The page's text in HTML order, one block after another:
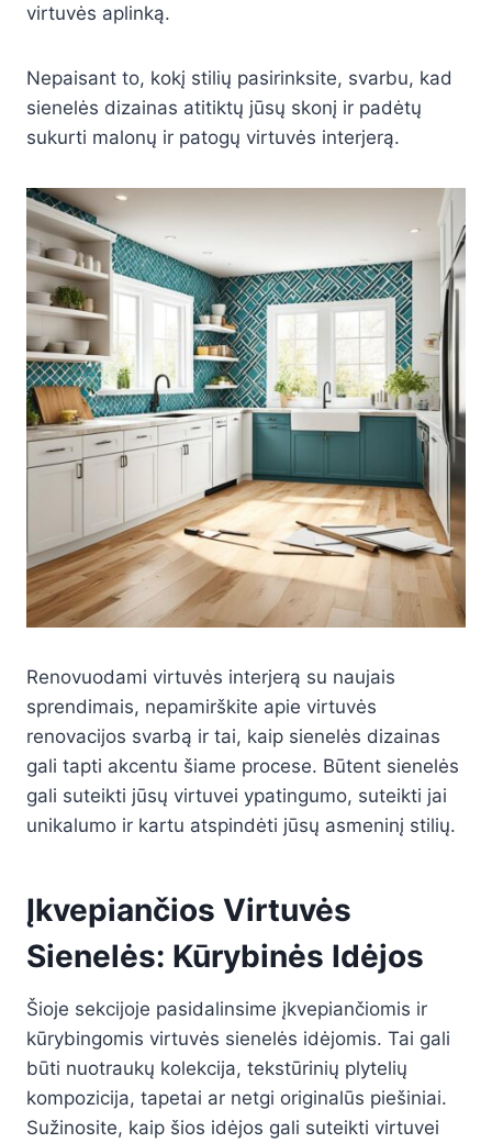
virtuvės aplinką.
Nepaisant to, kokį stilių pasirinksite, svarbu, kad
sienelės dizainas atitiktų jūsų skonį ir padėtų
sukurti malonų ir patogų virtuvės interjerą.
Renovuodami virtuvės interjerą su naujais
sprendimais, nepamirškite apie virtuvės
renovacijos svarbą ir tai, kaip sienelės dizainas
gali tapti akcentu šiame procese. Būtent sienelės
gali suteikti jūsų virtuvei ypatingumo, suteikti jai
unikalumo ir kartu atspindėti jūsų asmeninį stilių.
Įkvepiančios Virtuvės
Sienelės: Kūrybinės Idėjos
Šioje sekcijoje pasidalinsime įkvepiančiomis ir
kūrybingomis virtuvės sienelės idėjomis. Tai gali
būti nuotraukų kolekcija, tekstūrinių plytelių
kompozicija, tapetai ar netgi originalūs piešiniai.
Sužinosite, kaip šios idėjos gali suteikti virtuvei